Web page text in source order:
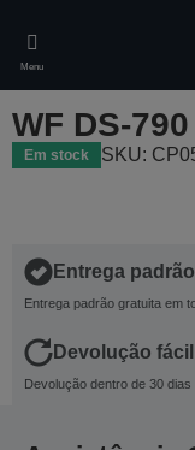
main
content
Menu
WF DS-
Em stock SKU:
Entrega
Entrega padrão gratuita em
Devolução fácil
Devolução dentro de 30 dias